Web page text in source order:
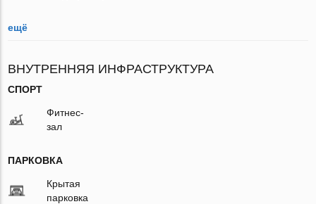
ещё
ВНУТРЕННЯЯ ИНФРАСТРУКТУРА
СПОРТ
Фитнес-
зал
ПАРКОВКА
Крытая
парковка